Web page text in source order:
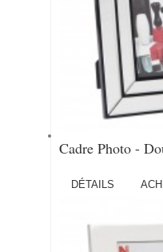
Cadre Photo -
DÉTAILS